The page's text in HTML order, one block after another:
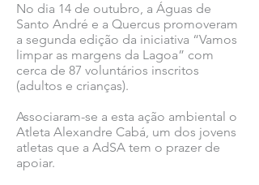
No dia 14 de outubro, a Águas de
Santo André e a Quercus promoveram
a segunda edição da iniciativa “Vamos
limpar as margens da Lagoa” com
cerca de 87 voluntários inscritos
(adultos e crianças).
Associaram-se a esta ação ambiental o
Atleta Alexandre Cabá, um dos jovens
atletas que a AdSA tem o prazer de
apoiar.